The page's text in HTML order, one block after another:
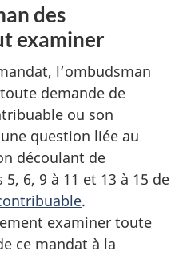
des
examiner
l’ombudsman
demande de
ou son
question liée au
découlant de
6, 9 à 11 et 13 à 15 de
.
examiner toute
ce mandat à la